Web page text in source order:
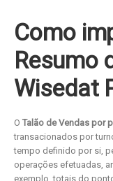
Como
Resumo
Wisedat
O Talão de Vendas por
transacionados por
tempo definido por si,
operações efetuadas,
exemplo, totais do